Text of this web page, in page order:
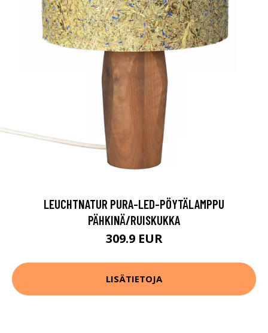
LEUCHTNATUR PURA-LED-PÖYTÄLAMPPU
PÄHKINÄ/RUISKUKKA
309.9 EUR
LISÄTIETOJA